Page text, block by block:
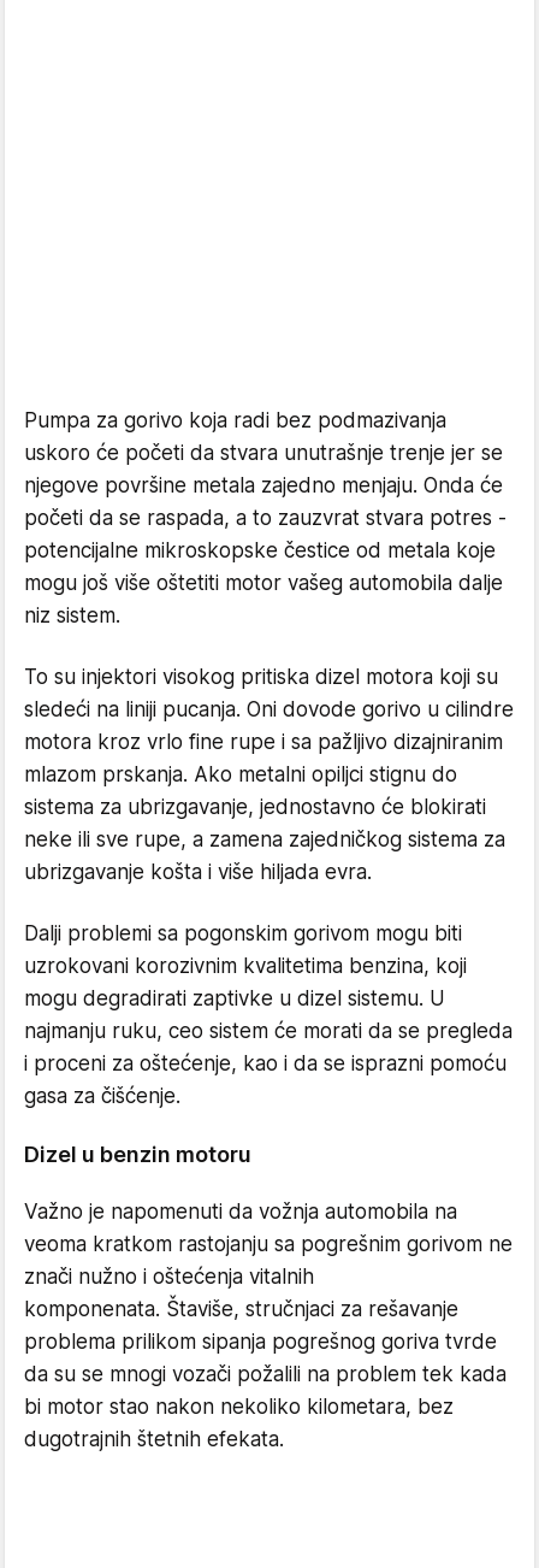
Pumpa za gorivo koja radi bez podmazivanja
uskoro će početi da stvara unutrašnje trenje jer se
njegove površine metala zajedno menjaju. Onda će
početi da se raspada, a to zauzvrat stvara potres -
potencijalne mikroskopske čestice od metala koje
mogu još više oštetiti motor vašeg automobila dalje
niz sistem.
To su injektori visokog pritiska dizel motora koji su
sledeći na liniji pucanja. Oni dovode gorivo u cilindre
motora kroz vrlo fine rupe i sa pažljivo dizajniranim
mlazom prskanja. Ako metalni opiljci stignu do
sistema za ubrizgavanje, jednostavno će blokirati
neke ili sve rupe, a zamena zajedničkog sistema za
ubrizgavanje košta i više hiljada evra.
Dalji problemi sa pogonskim gorivom mogu biti
uzrokovani korozivnim kvalitetima benzina, koji
mogu degradirati zaptivke u dizel sistemu. U
najmanju ruku, ceo sistem će morati da se pregleda
i proceni za oštećenje, kao i da se isprazni pomoću
gasa za čišćenje.
Dizel u benzin motoru
Važno je napomenuti da vožnja automobila na
veoma kratkom rastojanju sa pogrešnim gorivom ne
znači nužno i oštećenja vitalnih
komponenata. Štaviše, stručnjaci za rešavanje
problema prilikom sipanja pogrešnog goriva tvrde
da su se mnogi vozači požalili na problem tek kada
bi motor stao nakon nekoliko kilometara, bez
dugotrajnih štetnih efekata.